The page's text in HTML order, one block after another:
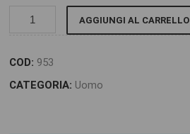
AGGIUNGI AL CARRELLO
COD: 953
CATEGORIA: Uomo